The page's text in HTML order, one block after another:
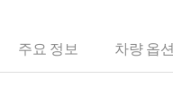
주요 정보 차량 옵션